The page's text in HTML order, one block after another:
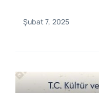
Şubat 7, 2025